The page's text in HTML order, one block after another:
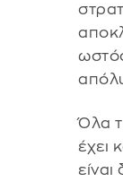
Όλα
έχει